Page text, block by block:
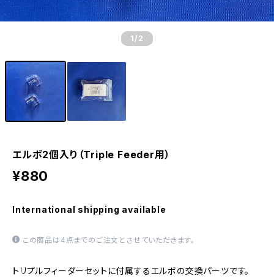
1 /2
エルボ2個入り（Triple Feeder用）
¥880
International shipping available
この商品は4点までのご注文とさせていただきます。
トリプルフィーダーセットに付属するエルボの交換パーツです。